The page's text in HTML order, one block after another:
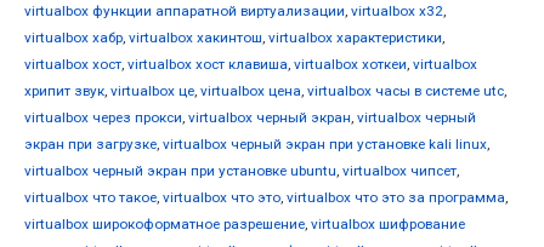
virtualbox функции аппаратной виртуализации, virtualbox х32,
virtualbox хабр, virtualbox хакинтош, virtualbox характеристики,
virtualbox хост, virtualbox хост клавиша, virtualbox хоткеи, virtualbox
хрипит звук, virtualbox це, virtualbox цена, virtualbox часы в системе utc,
virtualbox через прокси, virtualbox черный экран, virtualbox черный
экран при загрузке, virtualbox черный экран при установке kali linux,
virtualbox черный экран при установке ubuntu, virtualbox чипсет,
virtualbox что такое, virtualbox что это, virtualbox что это за программа,
virtualbox широкоформатное разрешение, virtualbox шифрование